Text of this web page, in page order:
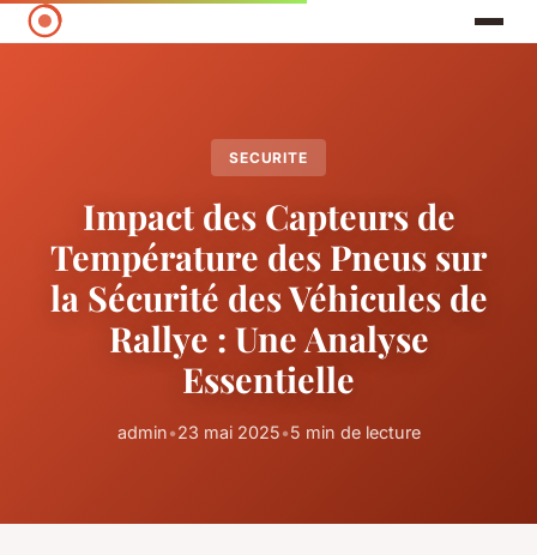
SECURITE
Impact des Capteurs de
Température des Pneus sur
la Sécurité des Véhicules de
Rallye : Une Analyse
Essentielle
admin•23 mai 2025•5 min de lecture